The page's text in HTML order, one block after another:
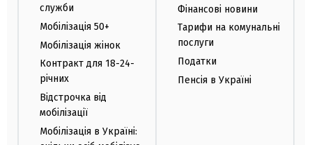
служби
Мобілізація 50+
Мобілізація жінок
Контракт для 18-24-
річних
Відстрочка від
мобілізації
Мобілізація в Україні:
Фінансові новини
Тарифи на комунальні
послуги
Податки
Пенсія в Україні